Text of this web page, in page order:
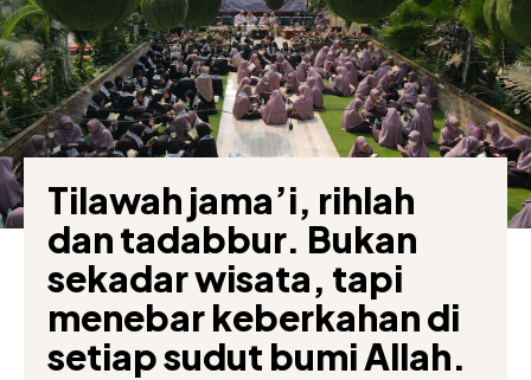
Tilawah jama’i, rihlah
dan tadabbur. Bukan
sekadar wisata, tapi
menebar keberkahan di
setiap sudut bumi Allah.